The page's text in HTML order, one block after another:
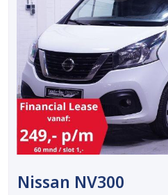
Nissan NV300